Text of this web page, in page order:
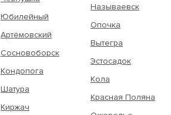
Юбилейный
Артёмовский
Сосновоборск
Кондопога
Шатура
Киржач
Называевск
Опочка
Вытегра
Эстосадок
Кола
Красная Поляна